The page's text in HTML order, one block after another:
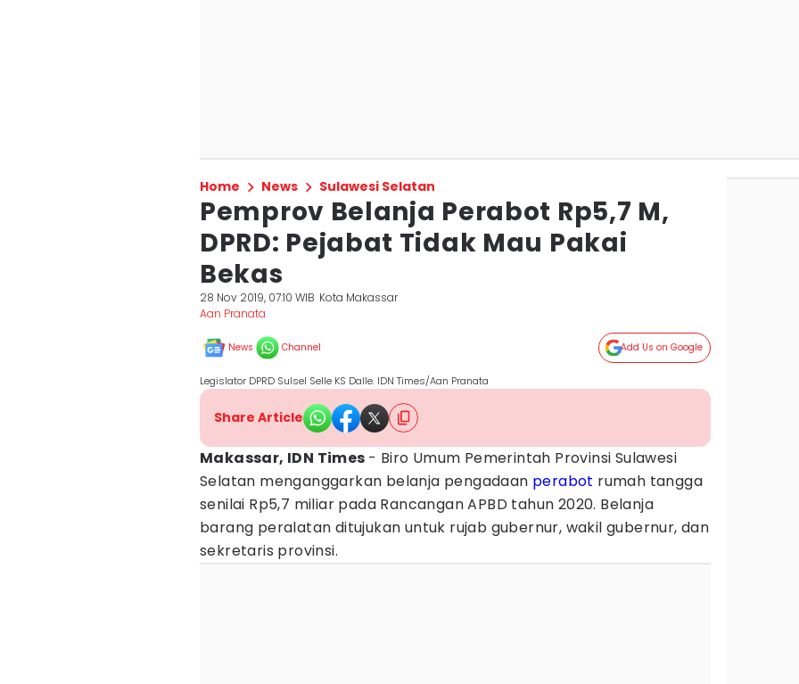
Home News Sulawesi Selatan
Pemprov Belanja Perabot Rp5,7 M,
DPRD: Pejabat Tidak Mau Pakai
Bekas
28 Nov 2019, 07:10 WIB Kota Makassar
Aan Pranata
News Channel Add Us on Google
Legislator DPRD Sulsel Selle KS Dalle. IDN Times/Aan Pranata
Share Article
Makassar, IDN Times - Biro Umum Pemerintah Provinsi Sulawesi
Selatan menganggarkan belanja pengadaan perabot rumah tangga
senilai Rp5,7 miliar pada Rancangan APBD tahun 2020. Belanja
barang peralatan ditujukan untuk rujab gubernur, wakil gubernur, dan
sekretaris provinsi.